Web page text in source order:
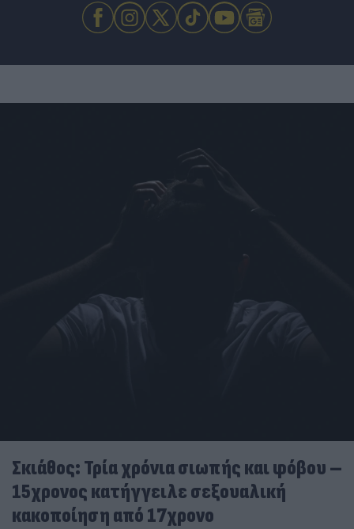
Σκιάθος: Τρία χρόνια σιωπής και φόβου –
15χρονος κατήγγειλε σεξουαλική
κακοποίηση από 17χρονο